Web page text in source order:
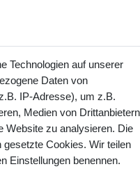
Kontakt
Instagram
Technologien auf unserer
Daten von
IP-Adresse), um z.B.
Medien von Drittanbietern
Website zu analysieren. Die
gesetzte Cookies. Wir teilen
Einstellungen benennen.